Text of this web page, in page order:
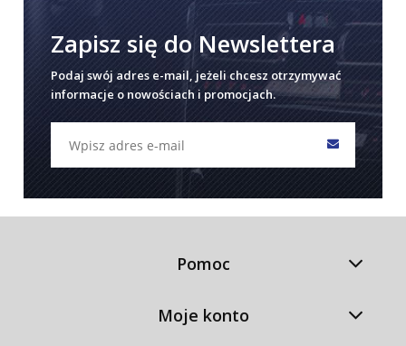
Zapisz się do Newslettera
Podaj swój adres e-mail, jeżeli chcesz otrzymywać
informacje o nowościach i promocjach.
Pomoc
Moje konto